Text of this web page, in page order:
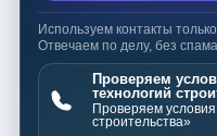
Используем контакты
Отвечаем по делу, без
Проверяем
технологий
Проверяем
строительства»